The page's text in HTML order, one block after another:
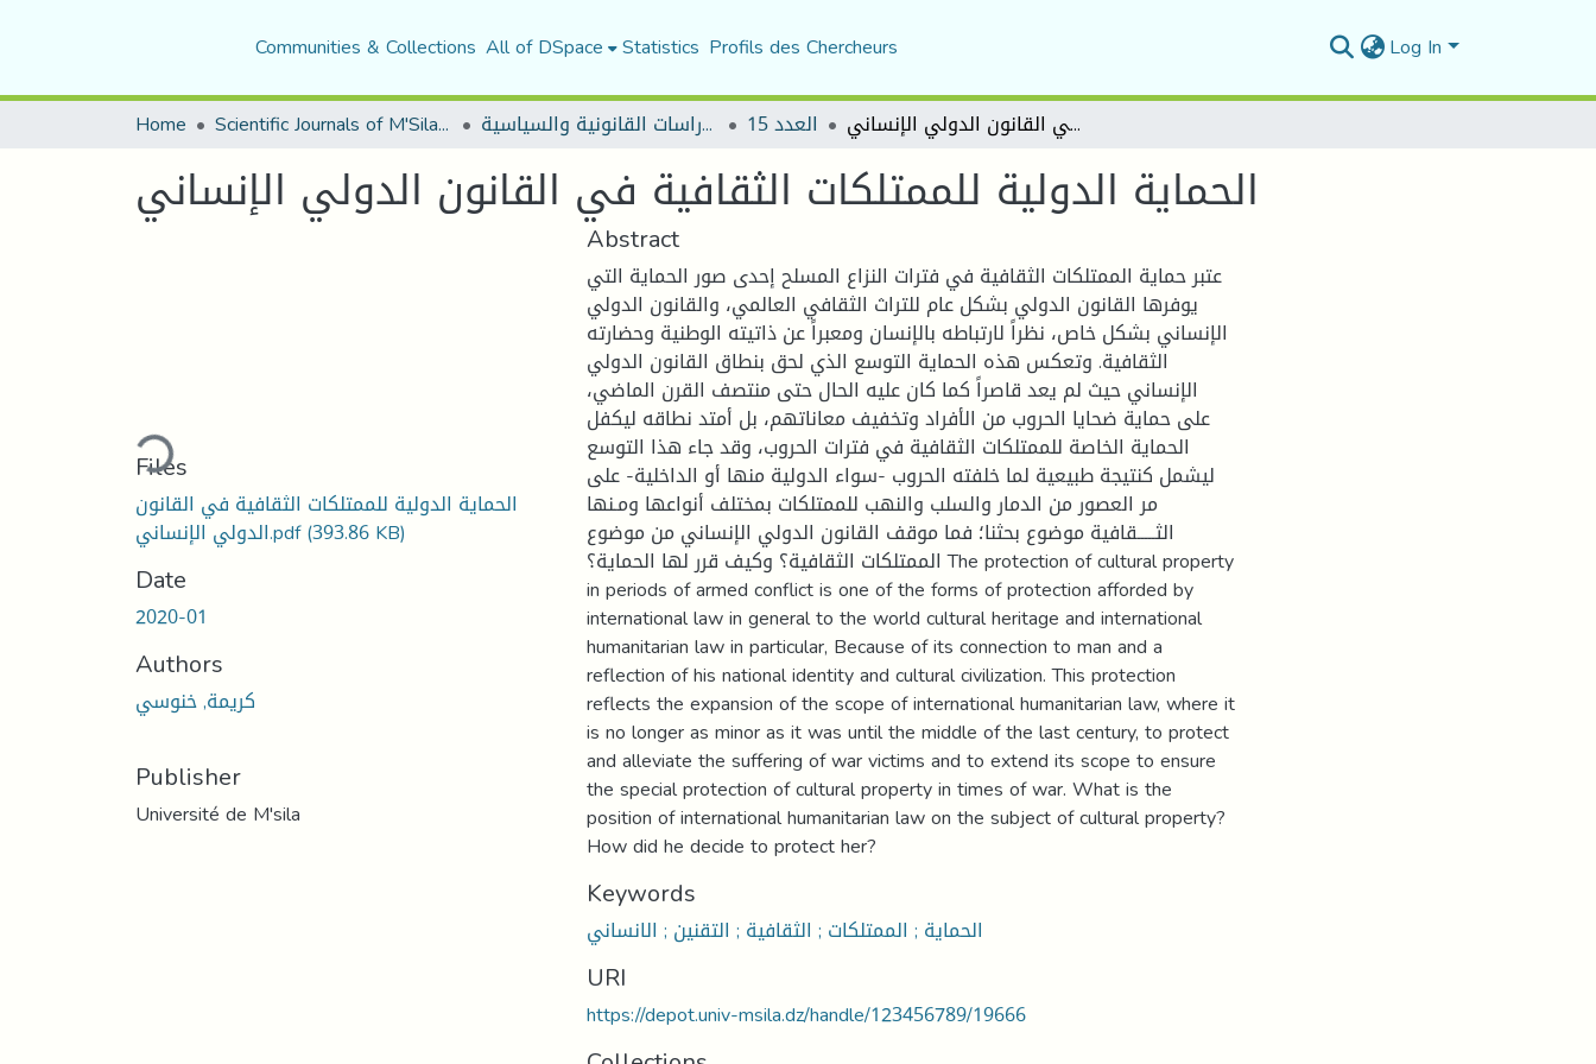
Communities & Collections All of DSpace Statistics Profils des Chercheurs Log In
Home Scientific Journals of M'Sila University مجلة الأستاذ الباحث للدراسات القانونية والسياسية العدد 15 الحماية الدولية للممتلكات الثقافية في القانون الدولي الإنساني
الحماية الدولية للممتلكات الثقافية في القانون الدولي الإنساني
Loading...
Files
الحماية الدولية للممتلكات الثقافية في القانون
الدولي الإنساني.pdf(393.86 KB)
Date
2020-01
Authors
كريمة, خنوسي
Publisher
Université de M'sila
Abstract
عتبر حماية الممتلكات الثقافية في فترات النزاع المسلح إحدى صور الحماية التي
يوفرها القانون الدولي بشكل عام للتراث الثقافي العالمي، والقانون الدولي
الإنساني بشكل خاص، نظراً لارتباطه بالإنسان ومعبراً عن ذاتيته الوطنية وحضارته
الثقافية. وتعكس هذه الحماية التوسع الذي لحق بنطاق القانون الدولي
الإنساني حيث لم يعد قاصراً كما كان عليه الحال حتى منتصف القرن الماضي،
على حماية ضحايا الحروب من الأفراد وتخفيف معاناتهم، بل أمتد نطاقه ليكفل
الحماية الخاصة للممتلكات الثقافية في فترات الحروب، وقد جاء هذا التوسع
ليشمل كنتيجة طبيعية لما خلفته الحروب -سواء الدولية منها أو الداخلية- على
مر العصور من الدمار والسلب والنهب للممتلكات بمختلف أنواعها ومـنها
الثـــــقافية موضوع بحثنا؛ فما موقف القانون الدولي الإنساني من موضوع
الممتلكات الثقافية؟ وكيف قرر لها الحماية؟ The protection of cultural property
in periods of armed conflict is one of the forms of protection afforded by
international law in general to the world cultural heritage and international
humanitarian law in particular, Because of its connection to man and a
reflection of his national identity and cultural civilization. This protection
reflects the expansion of the scope of international humanitarian law, where it
is no longer as minor as it was until the middle of the last century, to protect
and alleviate the suffering of war victims and to extend its scope to ensure
the special protection of cultural property in times of war. What is the
position of international humanitarian law on the subject of cultural property?
How did he decide to protect her?
Keywords
الحماية ; الممتلكات ; الثقافية ; التقنين ; الانساني
URI
https://depot.univ-msila.dz/handle/123456789/19666